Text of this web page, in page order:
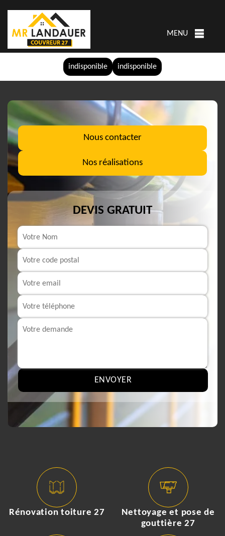
indisponible indisponible
MENU
Nous contacter
Nos réalisations
DEVIS GRATUIT
Rénovation toiture 27
Nettoyage et pose de
gouttière 27